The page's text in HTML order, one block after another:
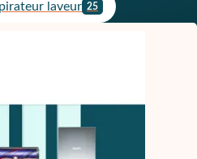
laveur 25